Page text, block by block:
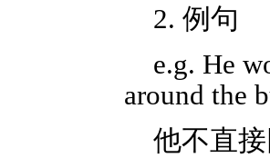
2. 例句
e.g. He
around the
他不直